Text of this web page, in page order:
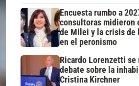
Encuesta rumbo a
consultoras midieron
de Milei y la crisis de
en el peronismo
Ricardo Lorenzetti se
debate sobre la
Cristina Kirchner